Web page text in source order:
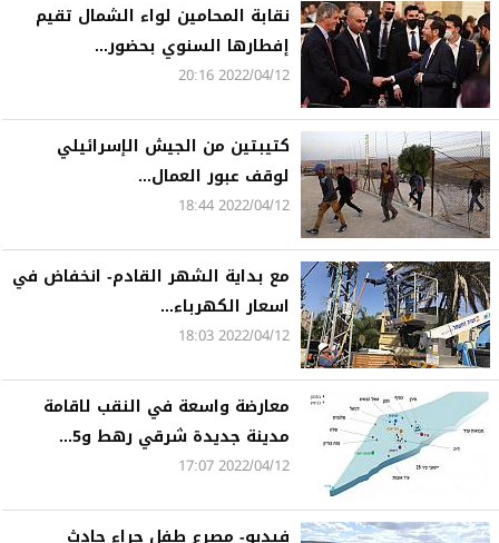
نقابة المحامين لواء الشمال تقيم
إفطارها السنوي بحضور...
2022/04/12 20:16
كتيبتين من الجيش الإسرائيلي
لوقف عبور العمال...
2022/04/12 18:44
مع بداية الشهر القادم- انخفاض في
اسعار الكهرباء...
2022/04/12 18:03
معارضة واسعة في النقب لاقامة
مدينة جديدة شرقي رهط و5...
2022/04/12 17:07
فيديو- مصرع طفل جراء حادث